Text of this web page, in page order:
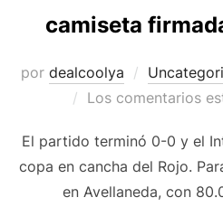
camiseta
por dealcoolya
Los comentarios
El partido terminó 0-0 y el
copa en cancha del Rojo.
en Avellaneda, con